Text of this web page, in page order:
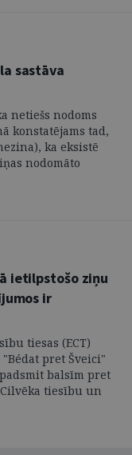
sastāva
netiešs nodoms
konstatējams tad,
ka eksistē
nodomāto
ietilpstošo ziņu
ir
tiesas (ECT)
pret Šveici"
balsīm pret
tiesību un